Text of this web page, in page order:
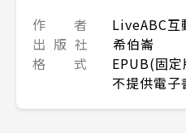
作 者
LiveABC互
出 版 社
希伯崙
格 式
EPUB(固
不提供電子